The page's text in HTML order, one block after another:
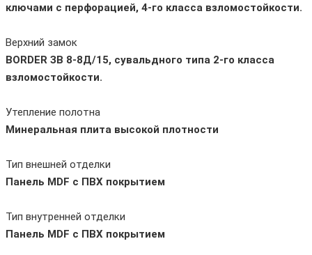
ключами с перфорацией, 4-го класса взломостойкости.
Верхний замок
BORDER ЗВ 8-8Д/15, сувальдного типа 2-го класса
взломостойкости.
Утепление полотна
Минеральная плита высокой плотности
Тип внешней отделки
Панель MDF с ПВХ покрытием
Тип внутренней отделки
Панель MDF с ПВХ покрытием